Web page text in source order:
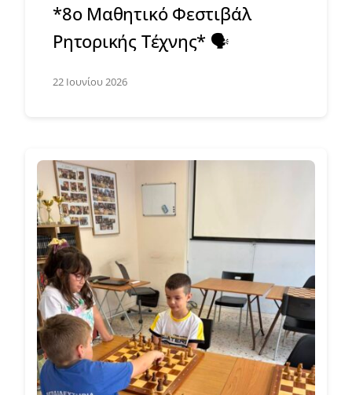
*8ο Μαθητικό Φεστιβάλ
Ρητορικής Τέχνης* 🗣️
22 Ιουνίου 2026